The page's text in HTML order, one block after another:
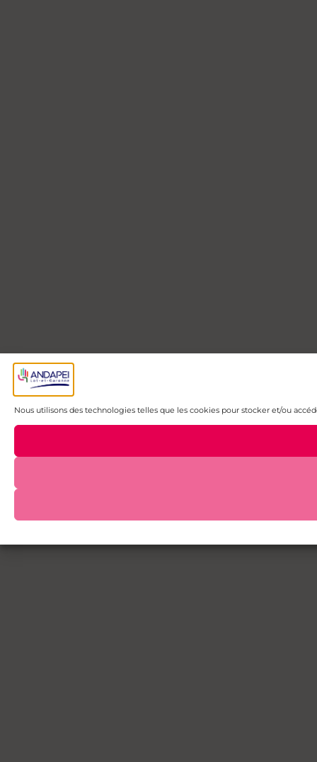
Nous utilisons des technologies telles que les cookies pour stocker et/ou